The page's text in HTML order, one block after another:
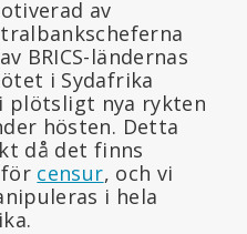
av
BRICS-ländernas
i Sydafrika
plötsligt nya rykten
hösten. Detta
då det finns
censur, och vi
i hela